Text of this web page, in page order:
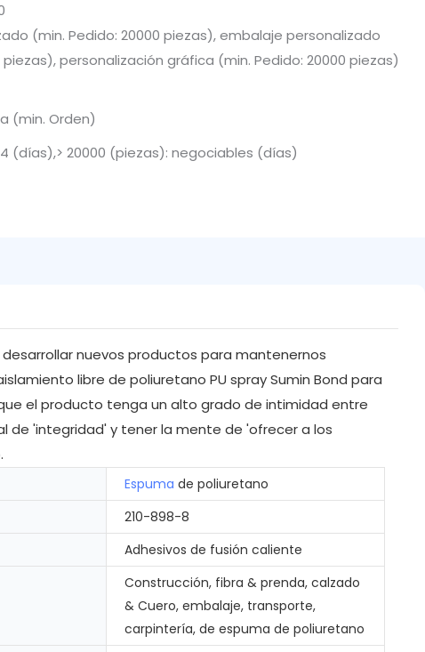
(min. Pedido: 20000 piezas), embalaje personalizado
piezas), personalización gráfica (min. Pedido: 20000 piezas)
(min. Orden)
(días),> 20000 (piezas): negociables (días)
nuevos productos para mantenernos
libre de poliuretano PU spray Sumin Bond para
el producto tenga un alto grado de intimidad entre
de 'integridad' y tener la mente de 'ofrecer a los
Espuma de poliuretano
210-898-8
Adhesivos de fusión caliente
Construcción, fibra & prenda, calzado
& Cuero, embalaje, transporte,
carpintería, de espuma de poliuretano